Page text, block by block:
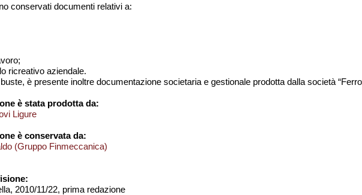
conservati documenti relativi a:
ricreativo aziendale.
è presente inoltre documentazione societaria e gestionale prodotta dalla società
è stata prodotta da:
Ligure
è conservata da:
(Gruppo Finmeccanica)
2010/11/22, prima redazione